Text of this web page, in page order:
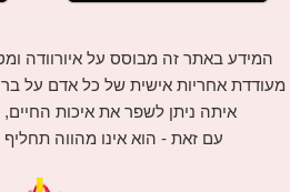
המידע באתר זה מבוסס על איורוודה
מעודדת אחריות אישית של כל אדם על
איתה ניתן לשפר את איכות
עם זאת - הוא אינו מהווה תחליף